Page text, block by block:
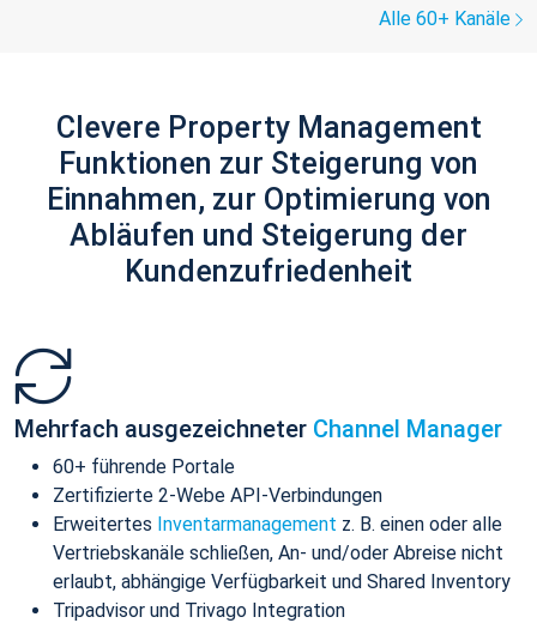
Alle 60+ Kanäle
Clevere Property Management
Funktionen zur Steigerung von
Einnahmen, zur Optimierung von
Abläufen und Steigerung der
Kundenzufriedenheit
Mehrfach ausgezeichneter Channel Manager
60+ führende Portale
Zertifizierte 2-Webe API-Verbindungen
Erweitertes Inventarmanagement z. B. einen oder alle
Vertriebskanäle schließen, An- und/oder Abreise nicht
erlaubt, abhängige Verfügbarkeit und Shared Inventory
Tripadvisor und Trivago Integration